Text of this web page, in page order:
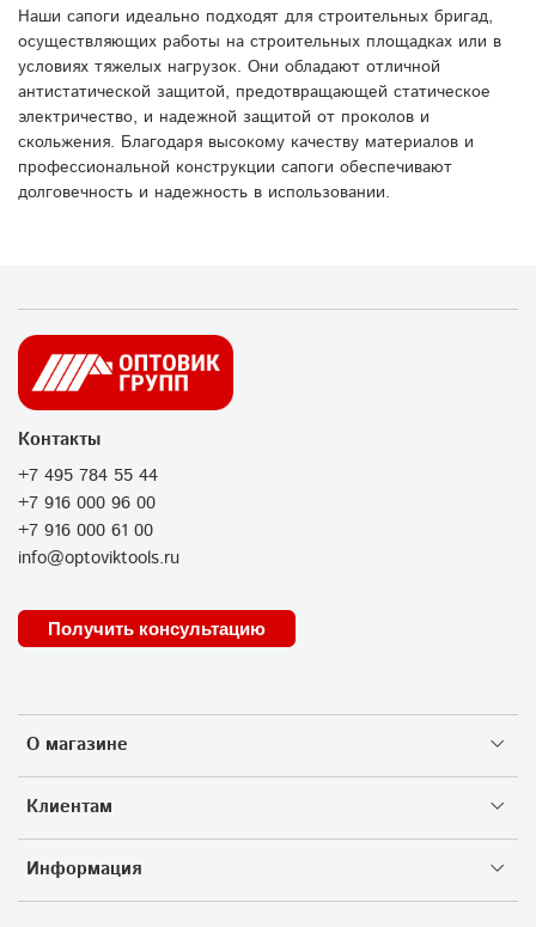
Наши сапоги идеально подходят для строительных бригад,
осуществляющих работы на строительных площадках или в
условиях тяжелых нагрузок. Они обладают отличной
антистатической защитой, предотвращающей статическое
электричество, и надежной защитой от проколов и
скольжения. Благодаря высокому качеству материалов и
профессиональной конструкции сапоги обеспечивают
долговечность и надежность в использовании.
О магазине
Клиентам
Информация
Контакты
+7 495 784 55 44
+7 916 000 96 00
+7 916 000 61 00
info@optoviktools.ru
Получить консультацию